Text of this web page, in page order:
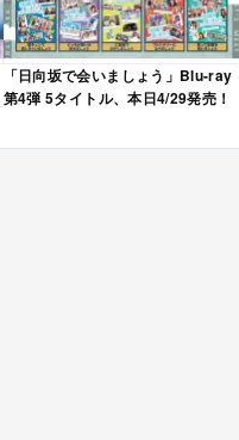
「日向坂で会いましょう」Blu-ray
第4弾 5タイトル、本日4/29発売！